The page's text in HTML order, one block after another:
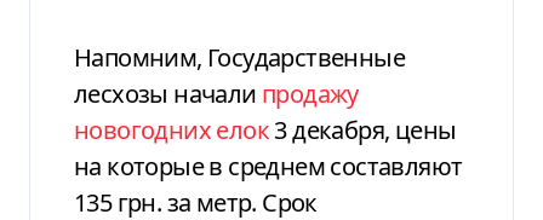
Напомним, Государственные
лесхозы начали продажу
новогодних елок3 декабря, цены
на которые в среднем составляют
135 грн. за метр. Срок